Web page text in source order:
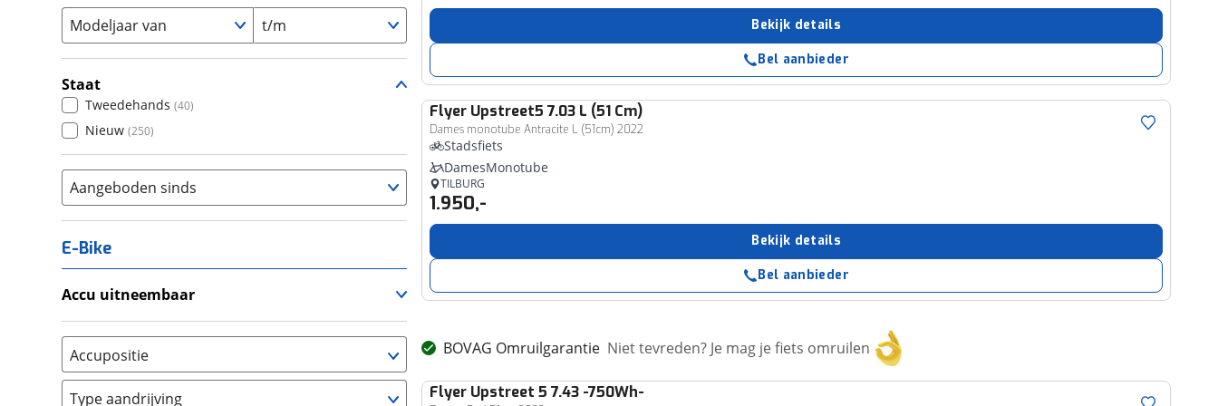
Modeljaar van t/m
Staat
Tweedehands (40)
Nieuw (250)
Aangeboden sinds
E-Bike
Accu uitneembaar
Nee, vast (15)
Accupositie
Bagagedrager (0)
Type aandrijving
Bekijk details
Bel aanbieder
Flyer Upstreet5 7.03 L (51 Cm)
Dames monotube Antracite L (51cm) 2022
Stadsfiets
DamesMonotube
TILBURG
1.950,-
Bekijk details
Bel aanbieder
BOVAG Omruilgarantie Niet tevreden? Je mag je fiets omruilen
Flyer Upstreet 5 7.43 -750Wh-